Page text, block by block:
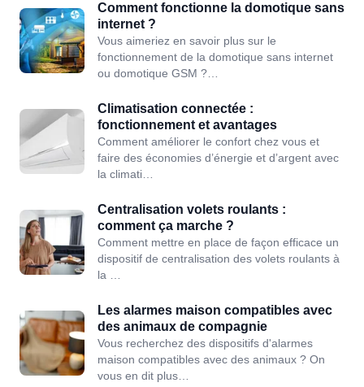
Comment fonctionne la domotique sans
internet ?
Vous aimeriez en savoir plus sur le
fonctionnement de la domotique sans internet
ou domotique GSM ?…
Climatisation connectée :
fonctionnement et avantages
Comment améliorer le confort chez vous et
faire des économies d’énergie et d’argent avec
la climati…
Centralisation volets roulants :
comment ça marche ?
Comment mettre en place de façon efficace un
dispositif de centralisation des volets roulants à
la …
Les alarmes maison compatibles avec
des animaux de compagnie
Vous recherchez des dispositifs d'alarmes
maison compatibles avec des animaux ? On
vous en dit plus…